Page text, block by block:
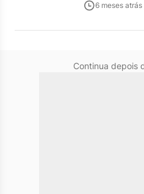
6 meses atrás
Continua depois